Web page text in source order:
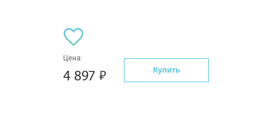
Цена:
4 897 Купить